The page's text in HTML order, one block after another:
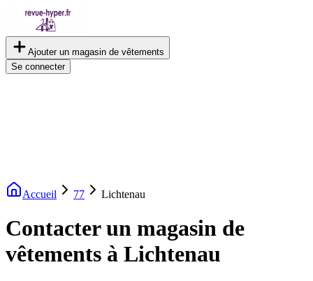
Ajouter un magasin de vêtements
Se connecter
Accueil 77 Lichtenau
Contacter un magasin de
vêtements à Lichtenau